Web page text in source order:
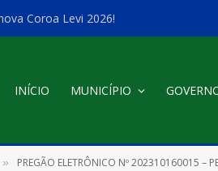
Coroa Levi 2026!
INÍCIO MUNICÍPIO
» PREGÃO ELETRÔNICO Nº 202310160015 – PE/CPL/PMM (AQUISIÇÃO DE